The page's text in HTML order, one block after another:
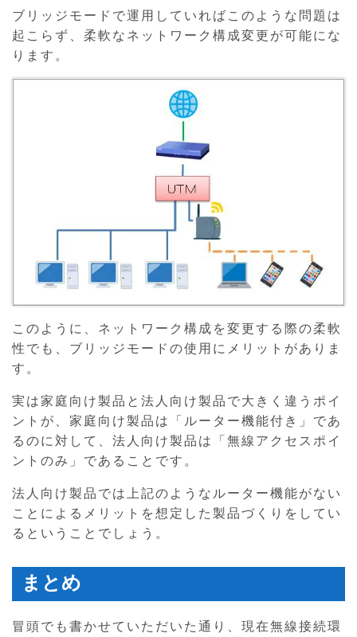
ブリッジモードで運用していればこのような問題は
起こらず、柔軟なネットワーク構成変更が可能にな
ります。
このように、ネットワーク構成を変更する際の柔軟
性でも、ブリッジモードの使用にメリットがありま
す。
実は家庭向け製品と法人向け製品で大きく違うポイ
ントが、家庭向け製品は「ルーター機能付き」であ
るのに対して、法人向け製品は「無線アクセスポイ
ントのみ」であることです。
法人向け製品では上記のようなルーター機能がない
ことによるメリットを想定した製品づくりをしてい
るということでしょう。
まとめ
冒頭でも書かせていただいた通り、現在無線接続環